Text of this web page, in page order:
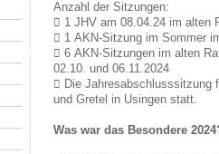
Anzahl der Sitzungen:
 1 JHV am 08.04.24 im alten
 1 AKN-Sitzung im Sommer
 6 AKN-Sitzungen im alten
02.10. und 06.11.2024
 Die Jahresabschlusssitzung
und Gretel in Usingen statt.
Was war das Besondere